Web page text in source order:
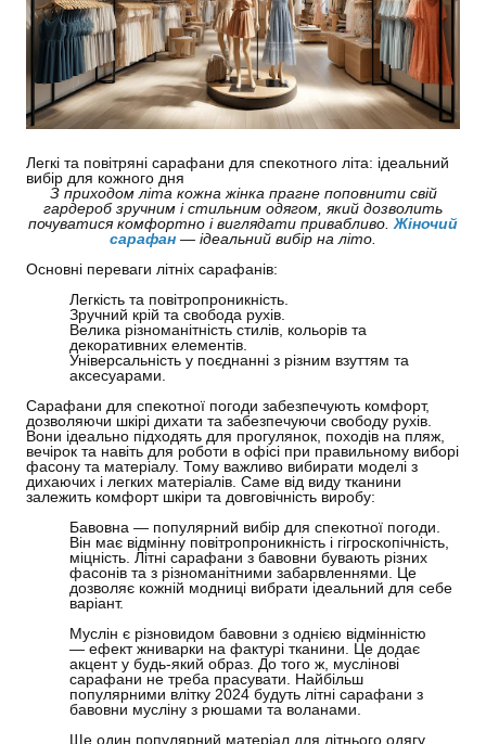
Легкі та повітряні сарафани для спекотного літа: ідеальний
вибір для кожного дня
З приходом літа кожна жінка прагне поповнити свій
гардероб зручним і стильним одягом, який дозволить
почуватися комфортно і виглядати привабливо.Жіночий
сарафан — ідеальний вибір на літо.
Основні переваги літніх сарафанів:
Легкість та повітропроникність.
Зручний крій та свобода рухів.
Велика різноманітність стилів, кольорів та
декоративних елементів.
Універсальність у поєднанні з різним взуттям та
аксесуарами.
Сарафани для спекотної погоди забезпечують комфорт,
дозволяючи шкірі дихати та забезпечуючи свободу рухів.
Вони ідеально підходять для прогулянок, походів на пляж,
вечірок та навіть для роботи в офісі при правильному виборі
фасону та матеріалу. Тому важливо вибирати моделі з
дихаючих і легких матеріалів. Саме від виду тканини
залежить комфорт шкіри та довговічність виробу:
Бавовна — популярний вибір для спекотної погоди.
Він має відмінну повітропроникність і гігроскопічність,
міцність. Літні сарафани з бавовни бувають різних
фасонів та з різноманітними забарвленнями. Це
дозволяє кожній модниці вибрати ідеальний для себе
варіант.
Муслін є різновидом бавовни з однією відмінністю
— ефект жниварки на фактурі тканини. Це додає
акцент у будь-який образ. До того ж, муслінові
сарафани не треба прасувати. Найбільш
популярними влітку 2024 будуть літні сарафани з
бавовни мусліну з рюшами та воланами.
Ще один популярний матеріал для літнього одягу